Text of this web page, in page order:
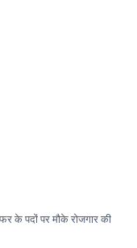
के पदों पर मौके रोजगार की